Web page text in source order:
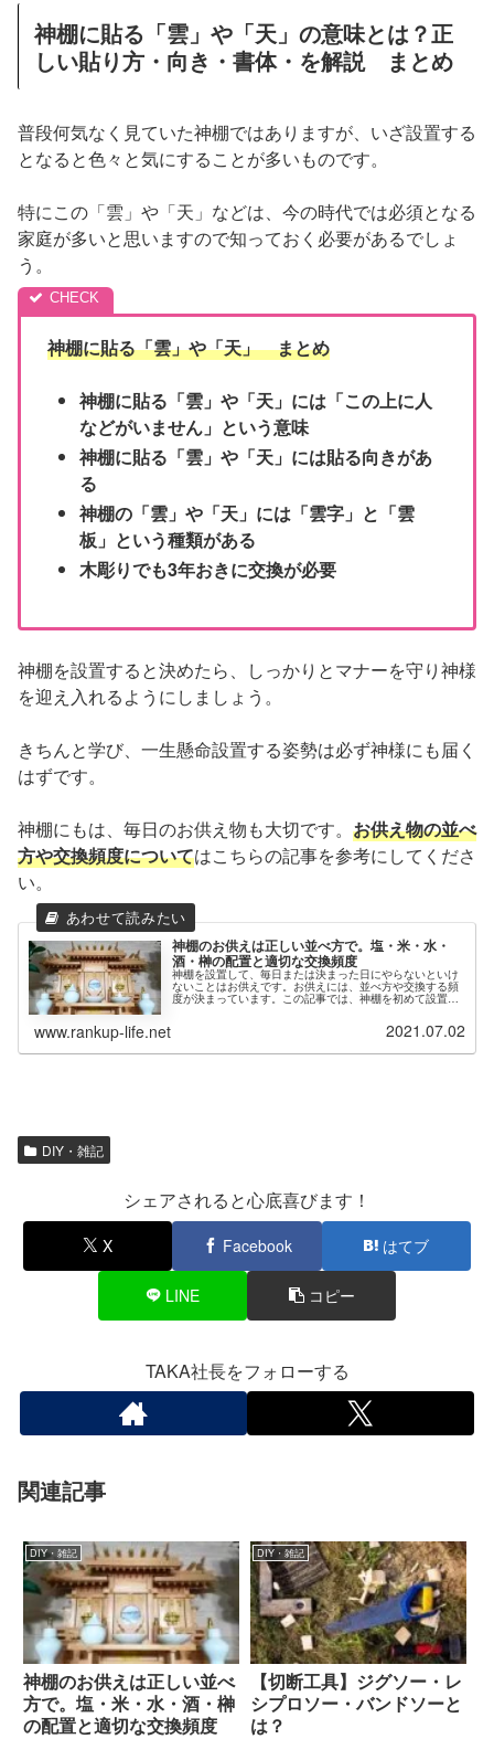
神棚に貼る「雲」や「天」の意味とは？正
しい貼り方・向き・書体・を解説 まとめ
普段何気なく見ていた神棚ではありますが、いざ設置する
となると色々と気にすることが多いものです。
特にこの「雲」や「天」などは、今の時代では必須となる
家庭が多いと思いますので知っておく必要があるでしょ
う。
神棚に貼る「雲」や「天」 まとめ
神棚に貼る「雲」や「天」には「この上に人
などがいません」という意味
神棚に貼る「雲」や「天」には貼る向きがあ
る
神棚の「雲」や「天」には「雲字」と「雲
板」という種類がある
木彫りでも3年おきに交換が必要
神棚を設置すると決めたら、しっかりとマナーを守り神様
を迎え入れるようにしましょう。
きちんと学び、一生懸命設置する姿勢は必ず神様にも届く
はずです。
神棚にもは、毎日のお供え物も大切です。 お供え物の並べ
方や交換頻度についてはこちらの記事を参考にしてくださ
い。
神棚のお供えは正しい並べ方で。塩・米・水・
酒・榊の配置と適切な交換頻度
神棚を設置して、毎日または決まった日にやらないといけ
ないことはお供えです。お供えには、並べ方や交換する頻
度が決まっています。この記事では、神棚を初めて設置す
る方のためにお供えの正しい配置と交換頻度について解説
www.rankup-life.net 2021.07.02
DIY・雑記
シェアされると心底喜びます！
X Facebook はてブ
LINE コピー
TAKA社長をフォローする
関連記事
DIY・雑記
神棚のお供えは正しい並べ
方で。塩・米・水・酒・榊
の配置と適切な交換頻度
DIY・雑記
【切断工具】ジグソー・レ
シプロソー・バンドソーと
は？